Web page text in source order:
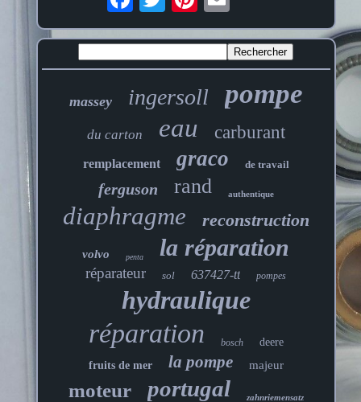
massey ingersoll pompe
du carton eau carburant
remplacement graco de travail
ferguson rand authentique
diaphragme reconstruction
volvo penta la réparation
réparateur sol 637427-tt pompes
hydraulique
réparation bosch
deere
fruits de mer
la pompe majeur
moteur portugal zahnriemensatz